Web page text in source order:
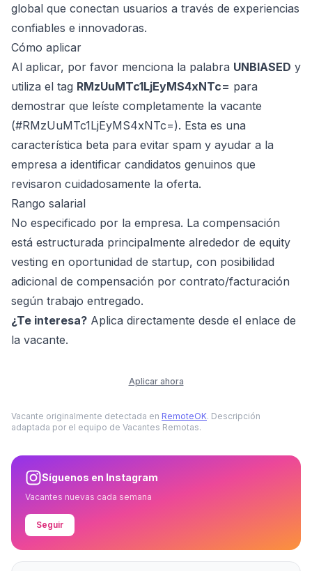
global que conectan usuarios a través de experiencias
confiables e innovadoras.
Cómo aplicar
Al aplicar, por favor menciona la palabra UNBIASED y
utiliza el tag RMzUuMTc1LjEyMS4xNTc= para
demostrar que leíste completamente la vacante
(#RMzUuMTc1LjEyMS4xNTc=). Esta es una
característica beta para evitar spam y ayudar a la
empresa a identificar candidatos genuinos que
revisaron cuidadosamente la oferta.
Rango salarial
No especificado por la empresa. La compensación
está estructurada principalmente alrededor de equity
vesting en oportunidad de startup, con posibilidad
adicional de compensación por contrato/facturación
según trabajo entregado.
¿Te interesa? Aplica directamente desde el enlace de
la vacante.
Aplicar ahora
Vacante originalmente detectada en RemoteOK. Descripción
adaptada por el equipo de Vacantes Remotas.
Síguenos en Instagram
Vacantes nuevas cada semana
Seguir